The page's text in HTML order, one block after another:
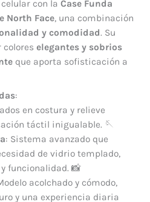
con la Case Funda
North Face, una combinación
y comodidad. Su
colores elegantes y sobrios
que aporta sofisticación a
:
en costura y relieve
táctil inigualable. 🪡
: Sistema avanzado que
de vidrio templado,
funcionalidad. 📸
acolchado y cómodo,
y una experiencia diaria